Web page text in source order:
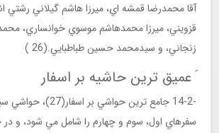
آقا محمدرضا قمشه اي، ميرزا هاشم گيلاني رشتي
قزويني، ميرزا محمدهاشم موسوي خوانساري،
زنجاني، و سيدمحمد حسين طباطبايي.(26 )
َ عميق ترين حاشيه بر اسفار
-14-2 جامع ترين حواشي
سفرهاي اول، سوم و چهارم را شامل مي شود، و